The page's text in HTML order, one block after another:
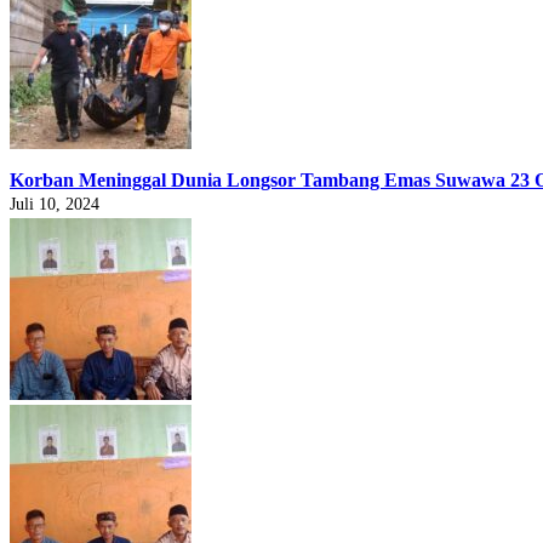
Korban Meninggal Dunia Longsor Tambang Emas Suwawa 23
Juli 10, 2024